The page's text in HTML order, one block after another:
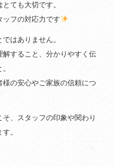
ても大切です。
ッフの対応力です
はありません。
すること、分かりやすく伝
の安心やご家族の信頼につ
、スタッフの印象や関わり
。